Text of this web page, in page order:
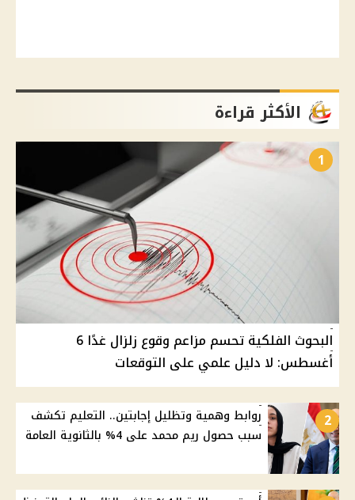
الأكثر قراءة
1
البحوث الفلكية تحسم مزاعم وقوع زلزال غدًا 6
أغسطس: لا دليل علمي على التوقعات
2
روابط وهمية وتظليل إجابتين.. التعليم تكشف
سبب حصول ريم محمد على 4% بالثانوية العامة